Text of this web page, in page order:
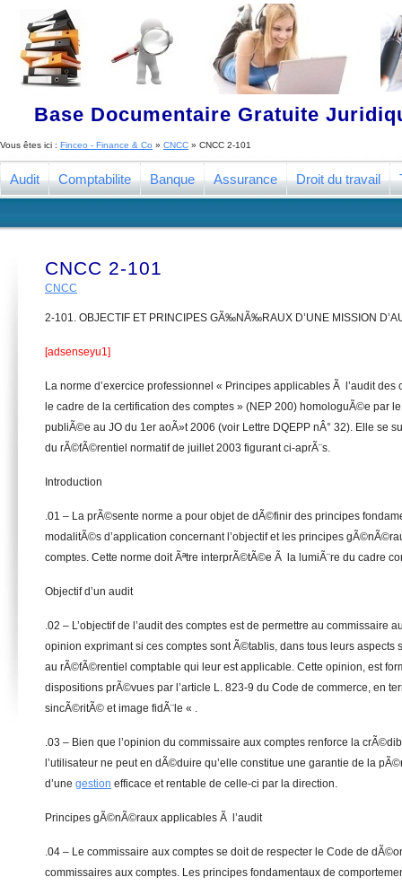
Base Documentaire Gratuite
Vous êtes ici : Finceo - Finance & Co » CNCC » CNCC 2-101
Audit Comptabilite Banque Assurance Droit du travail
CNCC 2-101
CNCC
2-101. OBJECTIF ET PRINCIPES GÃ‰NÃ‰RAUX D’UNE MISSION
[adsenseyu1]
La norme d’exercice professionnel « Principes applicables Ã l’audit des
le cadre de la certification des comptes » (NEP 200) homologuÃ©e par
publiÃ©e au JO du 1er aoÃ»t 2006 (voir Lettre DQEPP nÂ° 32). Elle se
du rÃ©fÃ©rentiel normatif de juillet 2003 figurant ci-aprÃ¨s.
Introduction
.01 – La prÃ©sente norme a pour objet de dÃ©finir des principes
modalitÃ©s d’application concernant l’objectif et les principes
comptes. Cette norme doit Ãªtre interprÃ©tÃ©e Ã la lumiÃ¨re du cadre
Objectif d’un audit
.02 – L’objectif de l’audit des comptes est de permettre au commissaire
opinion exprimant si ces comptes sont Ã©tablis, dans tous leurs aspects
au rÃ©fÃ©rentiel comptable qui leur est applicable. Cette opinion, est
dispositions prÃ©vues par l’article L. 823-9 du Code de commerce, en
sincÃ©ritÃ© et image fidÃ¨le « .
.03 – Bien que l’opinion du commissaire aux comptes renforce la
l’utilisateur ne peut en dÃ©duire qu’elle constitue une garantie de la
d’une gestion efficace et rentable de celle-ci par la direction.
Principes gÃ©nÃ©raux applicables Ã l’audit
.04 – Le commissaire aux comptes se doit de respecter le Code de
commissaires aux comptes. Les principes fondamentaux de